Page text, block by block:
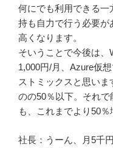
何にでも利用できる
持も自力で行う必要が
高くなります。
そいうことで今後は
1,000円/月、Azure仮
ストミックスと思い
のの50％以下。それ
も、これまでより50％
社長：うーん、月5千